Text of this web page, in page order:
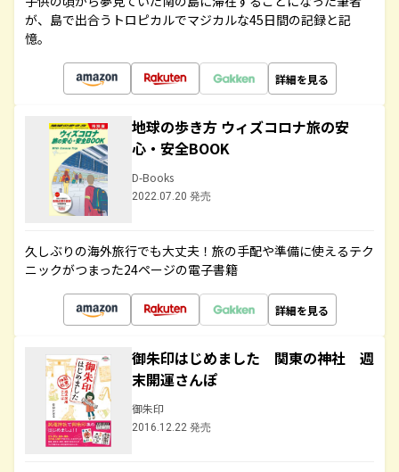
が、島で出合うトロピカルでマジカルな45日間の記録と記
憶。
詳細を見る
地球の歩き方 ウィズコロナ旅の安
心・安全BOOK
D-Books
2022.07.20 発売
久しぶりの海外旅行でも大丈夫！旅の手配や準備に使えるテク
ニックがつまった24ページの電子書籍
詳細を見る
御朱印はじめました 関東の神社 週
末開運さんぽ
御朱印
2016.12.22 発売